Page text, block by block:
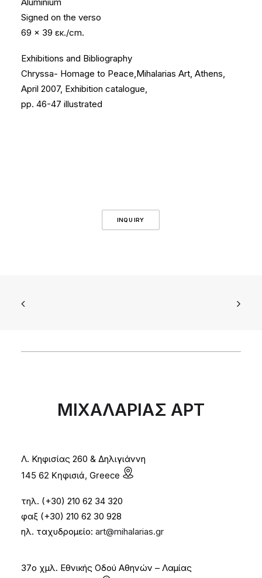
Signed on the verso
69 x 39 εκ./cm.
Exhibitions and Bibliography
Chryssa- Homage to Peace,Mihalarias Art, Athens,
April 2007, Exhibition catalogue,
pp. 46-47 illustrated
INQUIRY
ΜΙΧΑΛΑΡΙΑΣ ΑΡΤ
Λ. Κηφισίας 260 & Δηλιγιάννη
145 62 Κηφισιά, Greece
τηλ. (+30) 210 62 34 320
φαξ (+30) 210 62 30 928
ηλ. ταχυδρομείο: art@mihalarias.gr
37ο χμλ. Εθνικής Οδού Αθηνών – Λαμίας